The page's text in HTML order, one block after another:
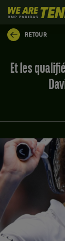
We
are
Tennis
by
Accueil
RETOUR
Et les qualifiés pour la phase finale de la Coupe